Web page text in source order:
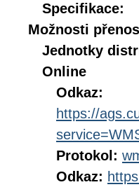
Specifikace:
Možnosti
Jednotky
Online
Odkaz:
https://
Protokol:
Odkaz: